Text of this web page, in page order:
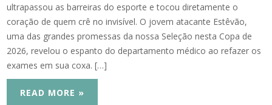
ultrapassou as barreiras do esporte e tocou diretamente o
coração de quem crê no invisível. O jovem atacante Estêvão,
uma das grandes promessas da nossa Seleção nesta Copa de
2026, revelou o espanto do departamento médico ao refazer os
exames em sua coxa. […]
READ MORE »